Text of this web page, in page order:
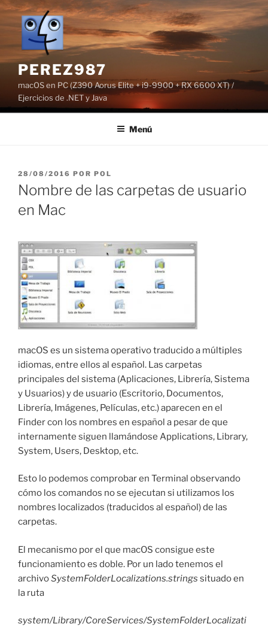
Saltar
contenido
PEREZ987
macOS en PC (Z390 Aorus Elite + i9-9900 + RX 6600 XT) /
Ejercicios de .NET y Java
Menú
PUBLICADO
EL
28/08/2016 POR POL
Nombre de las carpetas de usuario
en Mac
macOS es un sistema operativo traducido a múltiples
idiomas, entre ellos al español. Las carpetas
principales del sistema (Aplicaciones, Librería, Sistema
y Usuarios) y de usuario (Escritorio, Documentos,
Librería, Imágenes, Películas, etc.) aparecen en el
Finder con los nombres en español a pesar de que
internamente siguen llamándose Applications, Library,
System, Users, Desktop, etc.
Esto lo podemos comprobar en Terminal observando
cómo los comandos no se ejecutan si utilizamos los
nombres localizados (traducidos al español) de las
carpetas.
El mecanismo por el que macOS consigue este
funcionamiento es doble. Por un lado tenemos el
archivoSystemFolderLocalizations.strings situado en
la ruta
system/Library/CoreServices/SystemFolderLocalizati